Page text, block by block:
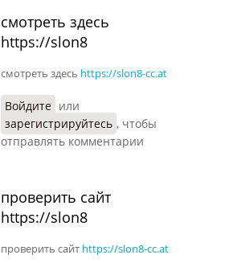
смотреть здесь
https://slon8
смотреть здесь https://slon8-cc.at
Войдите или
зарегистрируйтесь , чтобы
отправлять комментарии
проверить сайт
https://slon8
проверить сайт https://slon8-cc.at